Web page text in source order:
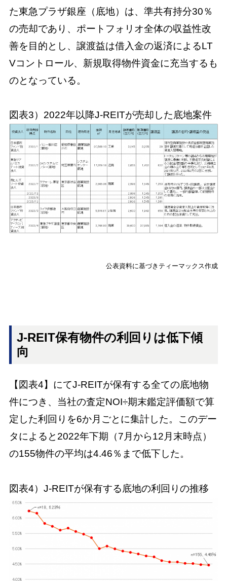
た東急プラザ銀座（底地）は、準共有持分30％
の売却であり、ポートフォリオ全体の収益性改
善を目的とし、譲渡益は借入金の返済によるLT
Vコントロール、新規取得物件資金に充当するも
のとなっている。
図表3）2022年以降J-REITが売却した底地案件
公表資料に基づきティーマックス作成
J-REIT保有物件の利回りは低下傾
向
【図表4】にてJ-REITが保有する全ての底地物
件につき、当社の査定NOI÷期末鑑定評価額で算
定した利回りを6か月ごとに集計した。このデー
タによると2022年下期（7月から12月末時点）
の155物件の平均は4.46％まで低下した。
図表4）J-REITが保有する底地の利回りの推移